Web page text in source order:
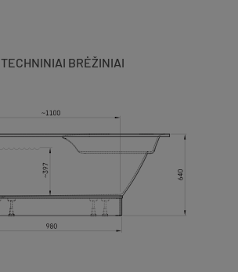
TECHNINIAI BRĖŽINIAI